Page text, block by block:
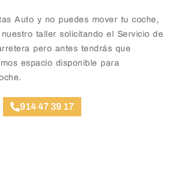
Auto y no puedes mover tu coche,
taller solicitando el Servicio de
pero antes tendrás que
espacio disponible para
914 47 39 17